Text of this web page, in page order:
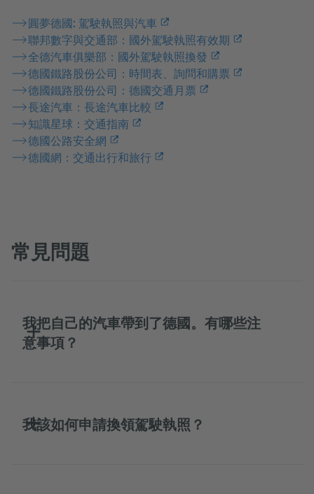
圓夢德國: 駕駛執照與汽車
聯邦數字與交通部：國外駕駛執照有效期
全德汽車俱樂部：國外駕駛執照換發
德國鐵路股份公司：時間表、詢問和購票
德國鐵路股份公司：德國交通月票
長途汽車：長途汽車比較
知識星球：交通指南
德國公路安全網
德國網：交通出行和旅行
常見問題
我把自己的汽車帶到了德國。有哪些注
意事項？
我該如何申請換領駕駛執照？